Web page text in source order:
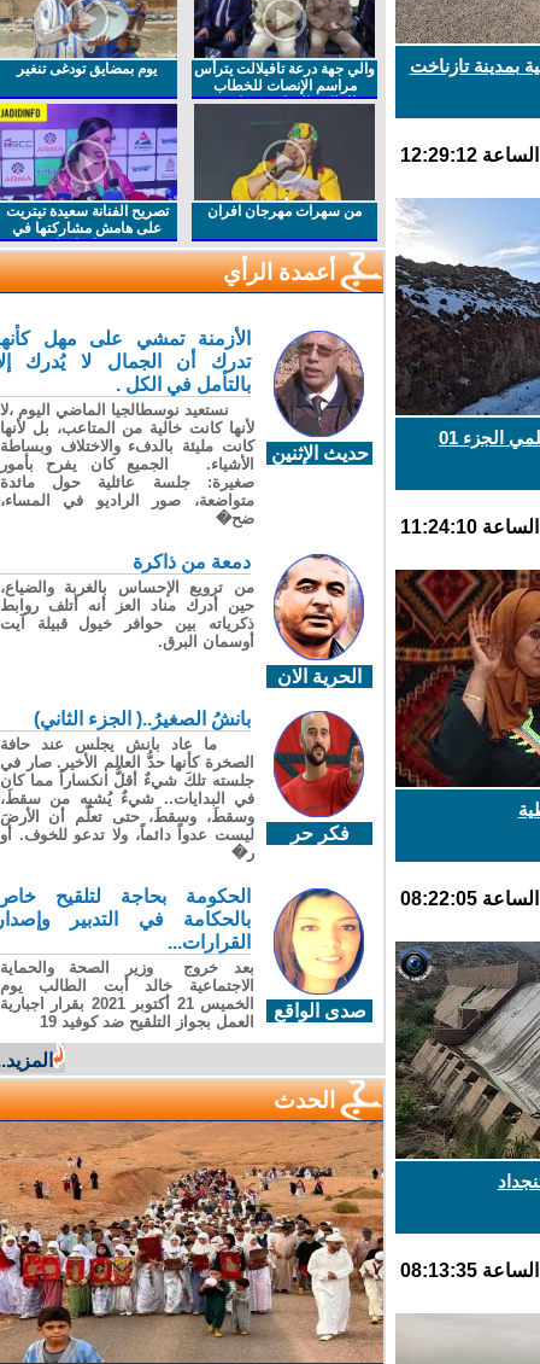
بمدينة تازناخت
الجزء 01
والي جهة درعة تافيلالت يترأس
مراسم الإنصات للخطاب
الملكي السامي بمناسبة
يوم بمضايق تودغى تنغير
من سهرات مهرجان افران
تصريح الفنانة سعيدة تيتريت
على هامش مشاركتها في
مهرجان افران
أعمدة الرأي
حديث الإثنين
الأزمنة تمشي على مهل كأنها
تدرك أن الجمال لا يُدرك إلا
بالتأمل في الكل .
نستعيد نوسطالجيا الماضي اليوم ،لا
لأنها كانت خالية من المتاعب، بل لأنها
كانت مليئة بالدفء والاختلاف وبساطة
الأشياء. الجميع كان يفرح بأمور
صغيرة: جلسة عائلية حول مائدة
متواضعة، صور الراديو في المساء،
ضح�
الحرية الان
دمعة من ذاكرة
من ترويع الإحساس بالغربة والضياع،
حين أدرك مناد العز أنه أتلف روابط
ذكرياته بين حوافر خيول قبيلة آيت
أوسمان البرق.
فكر حر
بانشُ الصغيرُ..( الجزء الثاني)
ما عاد بانش يجلس عند حافة
الصخرة كأنها حدُّ العالم الأخير. صار في
جلسته تلكَ شيءٌ أقلُّ انكساراً مما كان
في البدايات.. شيءٌ يُشبِه من سقطَ،
وسقطَ، وسقطَ، حتى تعلّم أن الأرضَ
ليست عدواً دائماً، ولا تدعو للخوف. أو
ر�
صدى الواقع
الحكومة بحاجة لتلقيح خاص
بالحكامة في التدبير وإصدار
القرارات...
بعد خروج وزير الصحة والحماية
الاجتماعية خالد أبت الطالب يوم
الخميس 21 أكتوبر 2021 بقرار اجبارية
العمل بجواز التلقيح ضد كوفيد 19
المزيد...
الحدث